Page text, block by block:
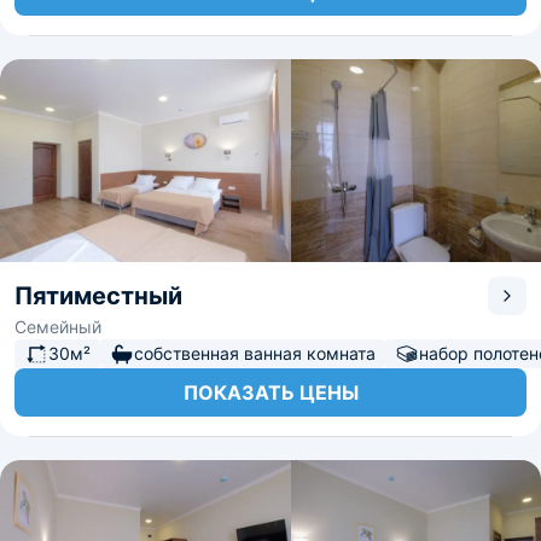
Пятиместный
Семейный
30м²
собственная ванная комната набор
ПОКАЗАТЬ ЦЕНЫ